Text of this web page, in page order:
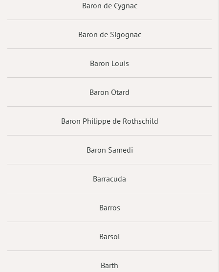
Baron de Cygnac
Baron de Sigognac
Baron Louis
Baron Otard
Baron Philippe de Rothschild
Baron Samedi
Barracuda
Barros
Barsol
Barth